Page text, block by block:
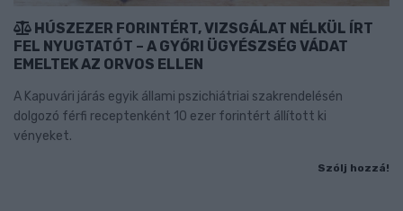
HÚSZEZER FORINTÉRT, VIZSGÁLAT NÉLKÜL ÍRT
FEL NYUGTATÓT – A GYŐRI ÜGYÉSZSÉG VÁDAT
EMELTEK AZ ORVOS ELLEN
A Kapuvári járás egyik állami pszichiátriai szakrendelésén
dolgozó férfi receptenként 10 ezer forintért állított ki
vényeket.
Szólj hozzá!